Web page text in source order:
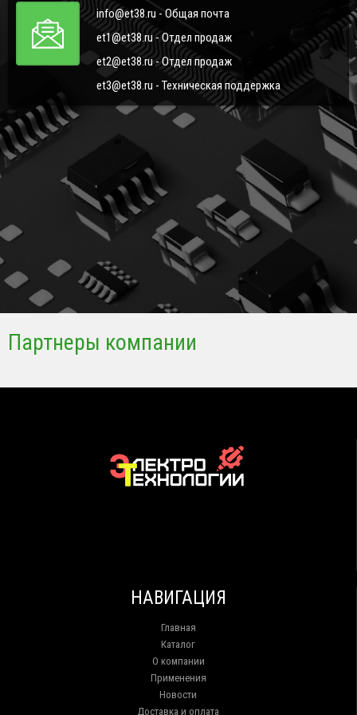
info@et38.ru - Общая почта
et1@et38.ru - Отдел продаж
et2@et38.ru - Отдел продаж
et3@et38.ru - Техническая поддержка
Партнеры компании
НАВИГАЦИЯ
Главная
Каталог
О компании
Применения
Новости
Доставка и оплата